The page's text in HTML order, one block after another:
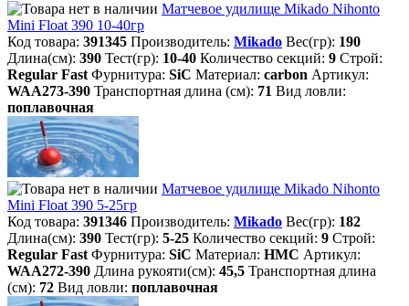
Матчевое удилище Mikado Nihonto
Mini Float 390 10-40гр
Код товара: 391345 Производитель: Mikado Вес(гр): 190
Длина(см): 390 Тест(гр): 10-40 Количество секций: 9 Строй:
Regular Fast Фурнитура: SiC Материал: carbon Артикул:
WAA273-390 Транспортная длина (см): 71 Вид ловли:
поплавочная
Матчевое удилище Mikado Nihonto
Mini Float 390 5-25гр
Код товара: 391346 Производитель: Mikado Вес(гр): 182
Длина(см): 390 Тест(гр): 5-25 Количество секций: 9 Строй:
Regular Fast Фурнитура: SiC Материал: HMC Артикул:
WAA272-390 Длина рукояти(см): 45,5 Транспортная длина
(см): 72 Вид ловли: поплавочная